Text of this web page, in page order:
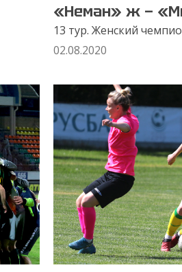
«Неман» ж —
13 тур. Женский
02.08.2020